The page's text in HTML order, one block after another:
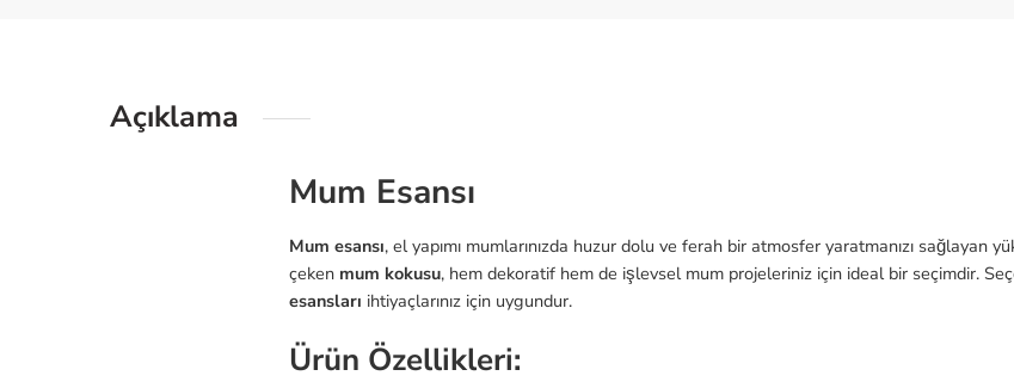
Açıklama
Mum Esansı
Mum esansı, el yapımı mumlarınızda huzur dolu ve ferah bir atmosfer yaratmanızı sağlayan
çeken mum kokusu, hem dekoratif hem de işlevsel mum projeleriniz için ideal bir seçimdir.
esansları ihtiyaçlarınız için uygundur.
Ürün Özellikleri: